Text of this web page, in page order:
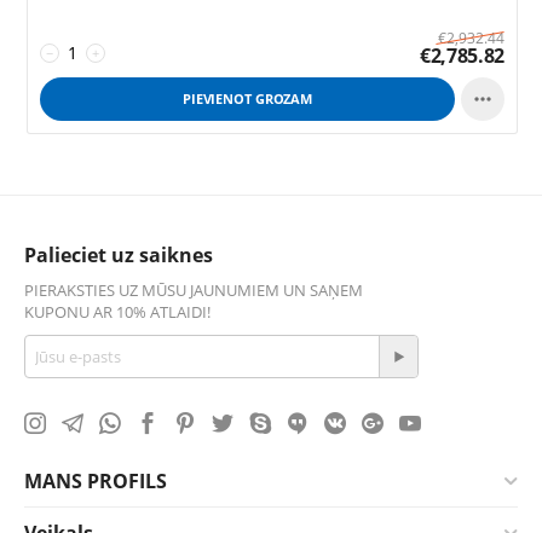
+
−
€2,932.44
€2,785.82
PIEVIENOT GROZAM 
Palieciet uz saiknes
PIERAKSTIES UZ MŪSU JAUNUMIEM UN SAŅEM
KUPONU AR 10% ATLAIDI!
MANS PROFILS